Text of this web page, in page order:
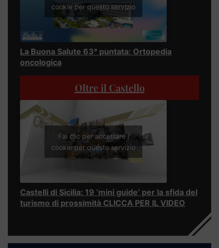
cookie per questo servizio
La Buona Salute 63° puntata: Ortopedia
oncologica
Oltre il Castello
Fai clic per accettare i
cookie per questo servizio
Castelli di Sicilia: 19 ‘mini guide’ per la sfida del
turismo di prossimità CLICCA PER IL VIDEO